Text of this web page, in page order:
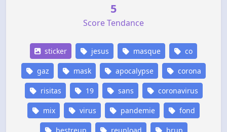
5
Score Tendance
sticker jesus masque co
gaz mask apocalypse corona
risitas 19 sans coronavirus
mix virus pandemie fond